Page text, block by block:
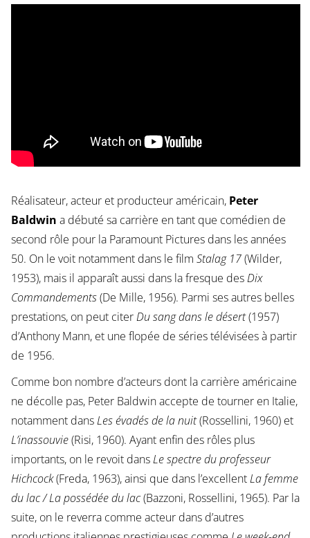
Réalisateur, acteur et producteur américain, Peter
Baldwin a débuté sa carrière en tant que comédien de
second rôle pour la Paramount Pictures dans les années
50. On le voit notamment dans le film Stalag 17(Wilder,
1953), mais il apparaît aussi dans la fresque desDix
Commandements(De Mille, 1956). Parmi ses autres belles
prestations, on peut citerDu sang dans le désert(1957)
d’Anthony Mann, et une flopée de séries télévisées à partir
de 1956.
Comme bon nombre d’acteurs dont la carrière américaine
ne décolle pas, Peter Baldwin accepte de tourner en Italie,
notamment dansLes évadés de la nuit(Rossellini, 1960) et
L’inassouvie(Risi, 1960). Ayant enfin des rôles plus
importants, on le revoit dansLe spectre du professeur
Hichcock(Freda, 1963), ainsi que dans l’excellentLa femme
du lac / La possédée du lac(Bazzoni, Rossellini, 1965). Par la
suite, on le reverra comme acteur dans d’autres